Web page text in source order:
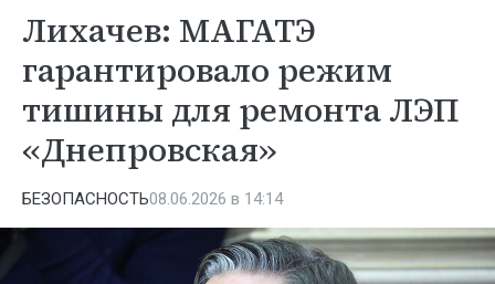
Лихачев: МАГАТЭ
гарантировало режим
тишины для ремонта ЛЭП
«Днепровская»
БЕЗОПАСНОСТЬ08.06.2026 в 14:14